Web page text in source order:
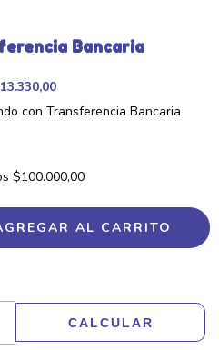
Bancaria
con Transferencia Bancaria
$100.000,00
CALCULAR